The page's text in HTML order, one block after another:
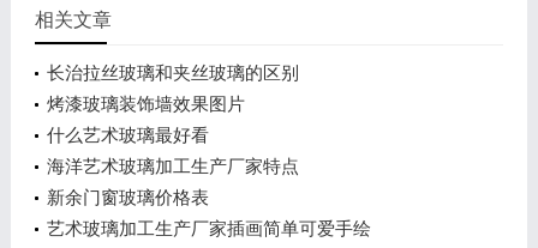
相关文章
长治拉丝玻璃和夹丝玻璃的区别
烤漆玻璃装饰墙效果图片
什么艺术玻璃最好看
海洋艺术玻璃加工生产厂家特点
新余门窗玻璃价格表
艺术玻璃加工生产厂家插画简单可爱手绘